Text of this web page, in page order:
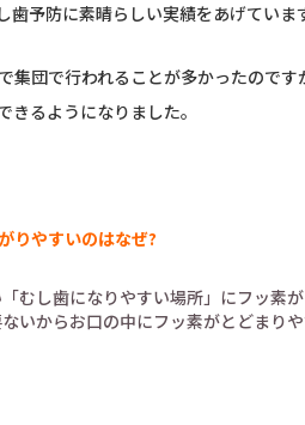
歯予防に素晴らしい実績をあげていま
集団で行われることが多かったので
きるようになりました。
りやすいのはなぜ?
むし歯になりやすい場所」にフッ素
いからお口の中にフッ素がとどまり